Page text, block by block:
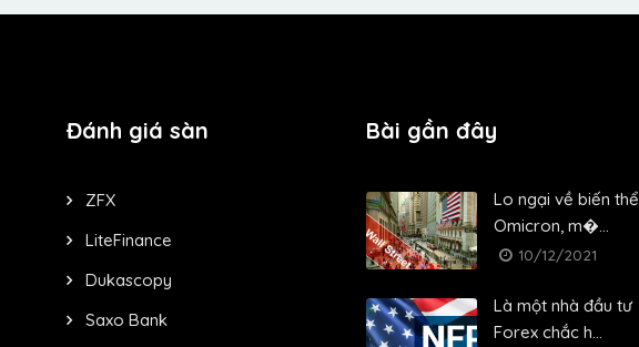
Đánh giá sàn
ZFX
LiteFinance
Dukascopy
Saxo Bank
Bài gần đây
Lo ngại về biến thể
Omicron, m�...
10/12/2021
Là một nhà đầu tư
Forex chắc h...